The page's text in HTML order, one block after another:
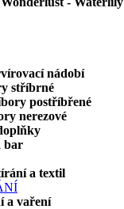
nádobí
stříbrné
postříbřené
nerezové
bar
a textil
a vaření